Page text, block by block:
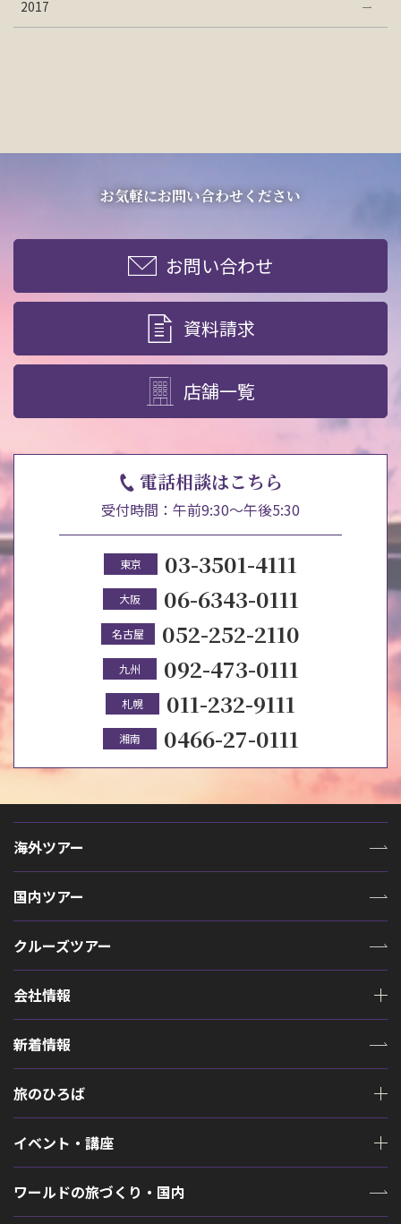
2017
お気軽にお問い合わせください
お問い合わせ
資料請求
店舗一覧
電話相談はこちら
受付時間：午前9:30～午後5:30
東京 03-3501-4111
大阪 06-6343-0111
名古屋 052-252-2110
九州 092-473-0111
札幌 011-232-9111
湘南 0466-27-0111
海外ツアー
国内ツアー
クルーズツアー
会社情報
新着情報
旅のひろば
イベント・講座
ワールドの旅づくり・国内